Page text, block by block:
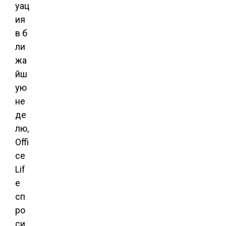
уац
ия
в б
ли
жа
йш
ую
не
де
лю,
Offi
ce
Lif
e
сп
ро
си